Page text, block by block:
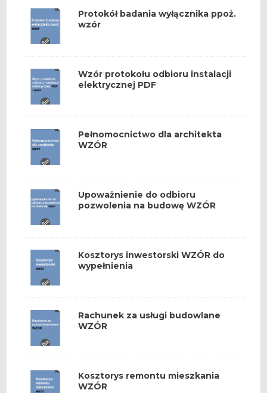
Protokół badania wyłącznika ppoż.
wzór
Wzór protokołu odbioru instalacji
elektrycznej PDF
Pełnomocnictwo dla architekta
WZÓR
Upoważnienie do odbioru
pozwolenia na budowę WZÓR
Kosztorys inwestorski WZÓR do
wypełnienia
Rachunek za usługi budowlane
WZÓR
Kosztorys remontu mieszkania
WZÓR